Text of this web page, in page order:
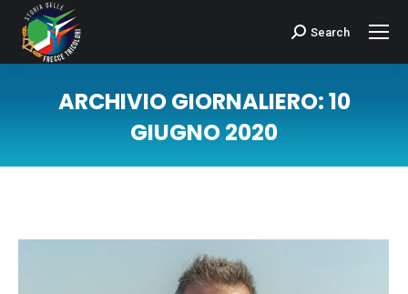
Cerca:Search
ARCHIVIO GIORNALIERO:10
GIUGNO 2020